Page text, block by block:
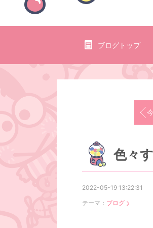
ブログトップ
色々
2022-05-19 13:22:31
テーマ： ブログ